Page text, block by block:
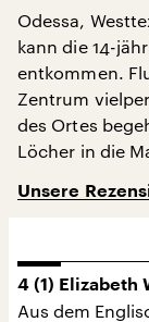
Odessa,
kann die 14-
entkommen.
Zentrum
des Ortes
Löcher in die
Unsere
4 (1) Elizabeth
Aus dem